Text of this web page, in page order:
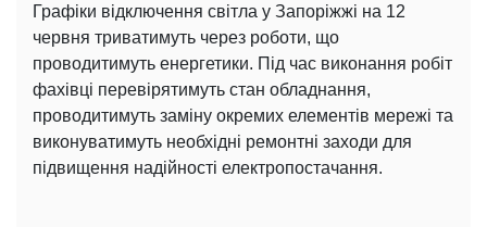
Графіки відключення світла у Запоріжжі на 12
червня триватимуть через роботи, що
проводитимуть енергетики. Під час виконання робіт
фахівці перевірятимуть стан обладнання,
проводитимуть заміну окремих елементів мережі та
виконуватимуть необхідні ремонтні заходи для
підвищення надійності електропостачання.